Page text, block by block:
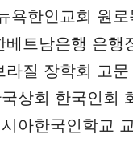
욕한인교회 원
베트남은행 은행
라질 장학회 고문
상회 한국인회
아한국인학교